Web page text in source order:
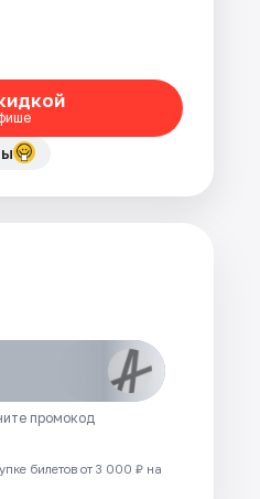
промокод
билетов от 3 000 ₽ на